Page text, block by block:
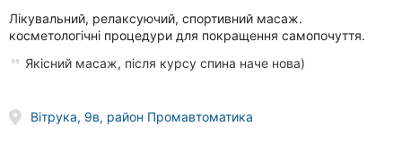
Лікувальний, релаксуючий, спортивний масаж.
косметологічні процедури для покращення самопочуття.
Якісний масаж, після курсу спина наче нова)
Вітрука, 9в, район Промавтоматика